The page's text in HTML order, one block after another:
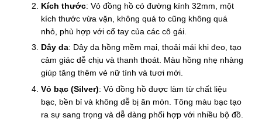
Kích thước: Vỏ đồng hồ có đường kính 32mm, một
kích thước vừa vặn, không quá to cũng không quá
nhỏ, phù hợp với cổ tay của các cô gái.
Dây da: Dây da hồng mềm mại, thoải mái khi đeo, tạo
cảm giác dễ chịu và thanh thoát. Màu hồng nhẹ nhàng
giúp tăng thêm vẻ nữ tính và tươi mới.
Vỏ bạc (Silver): Vỏ đồng hồ được làm từ chất liệu
bạc, bền bỉ và không dễ bị ăn mòn. Tông màu bạc tạo
ra sự sang trọng và dễ dàng phối hợp với nhiều bộ đồ.